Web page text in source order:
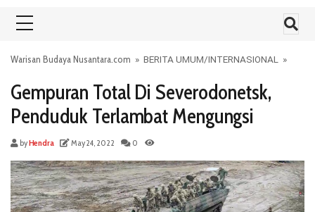
Warisan Budaya Nusantara.com » BERITA UMUM/INTERNASIONAL »
Gempuran Total Di Severodonetsk,
Penduduk Terlambat Mengungsi
byHendra May 24, 2022 0